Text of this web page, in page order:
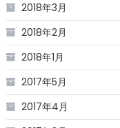
2018年3月
2018年2月
2018年1月
2017年5月
2017年4月